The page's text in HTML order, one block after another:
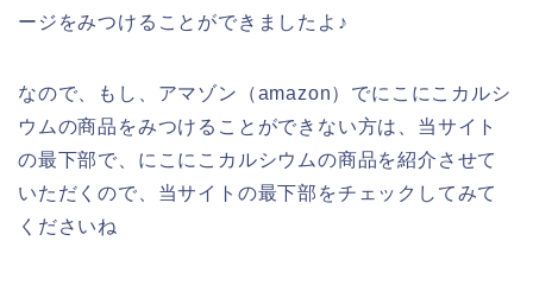
ージをみつけることができましたよ♪
なので、もし、アマゾン（amazon）でにこにこカルシ
ウムの商品をみつけることができない方は、当サイト
の最下部で、にこにこカルシウムの商品を紹介させて
いただくので、当サイトの最下部をチェックしてみて
くださいね